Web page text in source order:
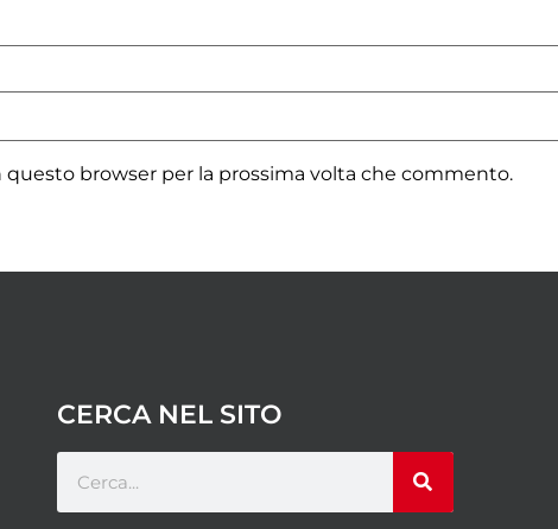
questo browser per la prossima volta che commento.
CERCA NEL SITO